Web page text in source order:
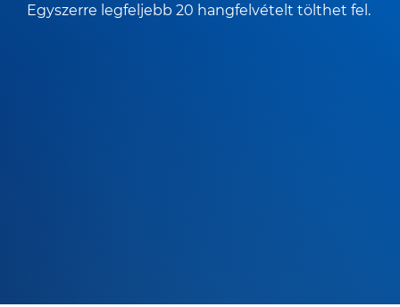
Egyszerre legfeljebb 20 hangfelvételt tölthet fel.